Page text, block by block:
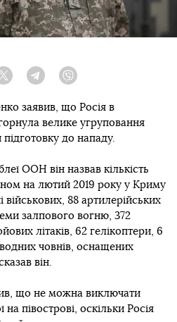
Twitter Telegram
заявив, що Росія в
велике угруповання
до нападу.
ООН він назвав кількість
на лютий 2019 року у Криму
військових, 88 артилерійських
залпового вогню, 372
літаків, 62 гелікоптери, 6
човнів, оснащених
він.
що не можна виключати
півострові, оскільки Росія